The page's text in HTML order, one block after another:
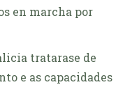
en marcha por
tratarase de
e as capacidades